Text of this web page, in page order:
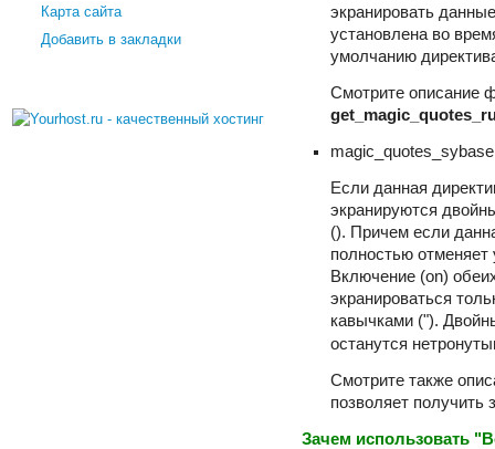
экранировать
установлена во
умолчанию
Смотрите описание
magic_quotes_sybase
Если данная
экранируются
(). Причем если
полностью отменяет
Включение (on)
экранироваться
кавычками (").
останутся
Смотрите также
позволяет получить
Зачем использовать
Карта сайта
Добавить в закладки